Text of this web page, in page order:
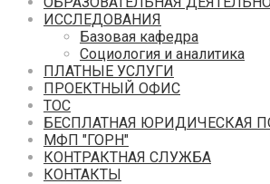
ИССЛЕДОВАНИЯ
Базовая кафедра
Социология и аналитика
ПЛАТНЫЕ УСЛУГИ
ПРОЕКТНЫЙ ОФИС
ТОС
БЕСПЛАТНАЯ ЮРИДИЧЕСКАЯ
МФП "ГОРН"
КОНТРАКТНАЯ СЛУЖБА
КОНТАКТЫ